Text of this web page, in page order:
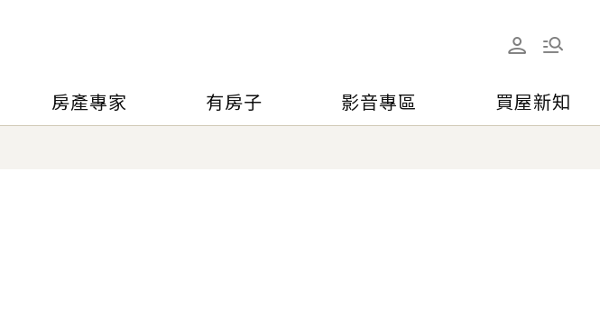
房產專家 有房子 影音專區 買屋新知